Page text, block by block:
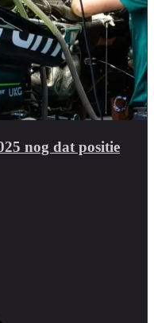
nog dat positie